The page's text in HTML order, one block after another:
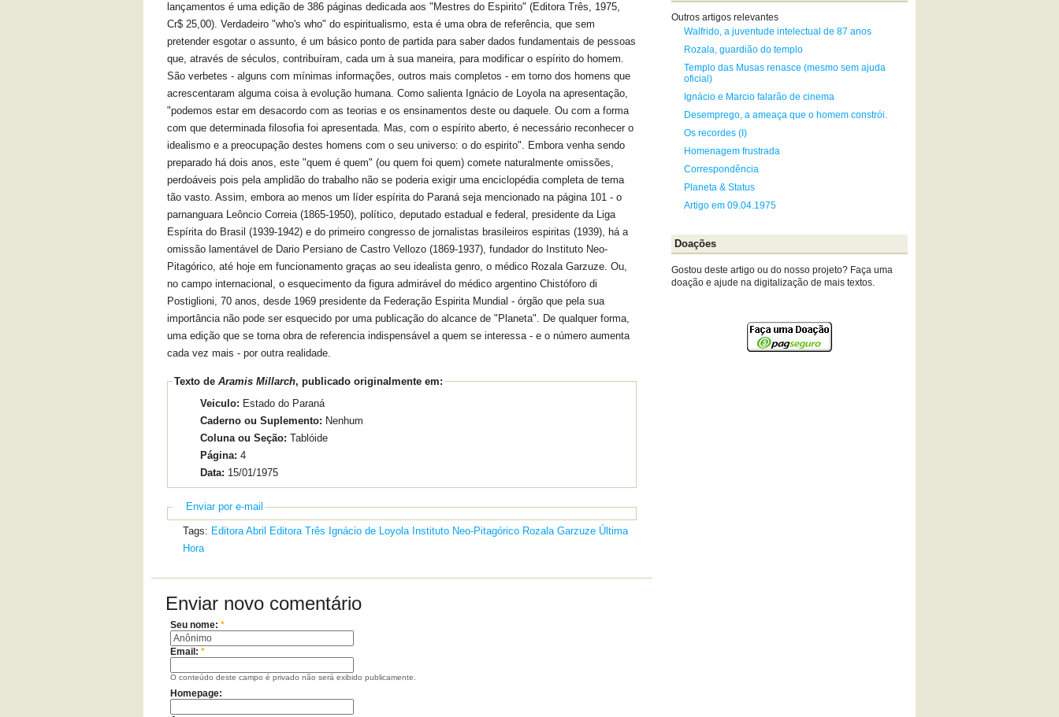
Outros artigos relevantes
Walfrido, a juventude intelectual de 87 anos
Rozala, guardião do templo
Templo das Musas renasce (mesmo sem ajuda
oficial)
Ignácio e Marcio falarão de cinema
Desemprego, a ameaça que o homem constrói.
Os recordes (I)
Homenagem frustrada
Correspondência
Planeta & Status
Artigo em 09.04.1975
Doações
Gostou deste artigo ou do nosso projeto? Faça uma
doação e ajude na digitalização de mais textos.
lançamentos é uma edição de 386 páginas dedicada aos "Mestres do Espirito" (Editora Três, 1975,
Cr$ 25,00). Verdadeiro "who's who" do espiritualismo, esta é uma obra de referência, que sem
pretender esgotar o assunto, é um básico ponto de partida para saber dados fundamentais de pessoas
que, através de séculos, contribuíram, cada um à sua maneira, para modificar o espírito do homem.
São verbetes - alguns com mínimas informações, outros mais completos - em torno dos homens que
acrescentaram alguma coisa à evolução humana. Como salienta Ignácio de Loyola na apresentação,
"podemos estar em desacordo com as teorias e os ensinamentos deste ou daquele. Ou com a forma
com que determinada filosofia foi apresentada. Mas, com o espírito aberto, é necessário reconhecer o
idealismo e a preocupação destes homens com o seu universo: o do espirito". Embora venha sendo
preparado há dois anos, este "quem é quem" (ou quem foi quem) comete naturalmente omissões,
perdoáveis pois pela amplidão do trabalho não se poderia exigir uma enciclopédia completa de tema
tão vasto. Assim, embora ao menos um líder espírita do Paraná seja mencionado na página 101 - o
parnanguara Leôncio Correia (1865-1950), político, deputado estadual e federal, presidente da Liga
Espírita do Brasil (1939-1942) e do primeiro congresso de jornalistas brasileiros espiritas (1939), há a
omissão lamentável de Dario Persiano de Castro Vellozo (1869-1937), fundador do Instituto Neo-
Pitagórico, até hoje em funcionamento graças ao seu idealista genro, o médico Rozala Garzuze. Ou,
no campo internacional, o esquecimento da figura admirável do médico argentino Chistóforo di
Postiglioni, 70 anos, desde 1969 presidente da Federação Espirita Mundial - órgão que pela sua
importância não pode ser esquecido por uma publicação do alcance de "Planeta". De qualquer forma,
uma edição que se torna obra de referencia indispensável a quem se interessa - e o número aumenta
cada vez mais - por outra realidade.
Texto deAramis Millarch, publicado originalmente em:
Veiculo: Estado do Paraná
Caderno ou Suplemento: Nenhum
Coluna ou Seção: Tablóide
Página: 4
Data: 15/01/1975
Enviar por e-mail
Tags: Editora Abril Editora Três Ignácio de Loyola Instituto Neo-Pitagórico Rozala Garzuze Última
Hora
Enviar novo comentário
Seu nome: *
Email: *
O conteúdo deste campo é privado não será exibido publicamente.
Homepage: